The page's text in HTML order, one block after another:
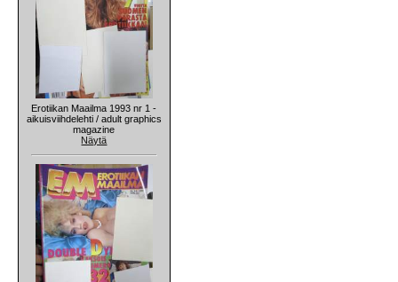
Erotiikan Maailma 1993 nr 1 -
aikuisviihdelehti / adult graphics
magazine
Näytä